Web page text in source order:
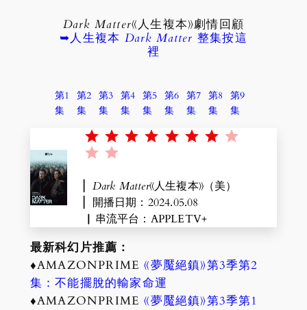
Dark Matter《人生複本》劇情回顧
➥人生複本 Dark Matter 整集按這
裡
第1
集
第2
集
第3
集
第4
集
第5
集
第6
集
第7
集
第8
集
第9
集
Dark Matter《人生複本》（美）
▏開播日期：2024.05.08
▏串流平台：APPLETV+
最新科幻片推薦：
♦AMAZONPRIME《夢魘絕鎮》第3季第2
集：不能擺脫的輸家命運
♦AMAZONPRIME《夢魘絕鎮》第3季第1